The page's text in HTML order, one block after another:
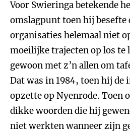
Voor Swieringa betekende
omslagpunt toen hij besefte
organisaties helemaal niet
moeilijke trajecten op los te
gewoon met z’n allen om
Dat was in 1984, toen hij de
opzette op Nyenrode. Toen
dikke woorden die hij
niet werkten wanneer zijn